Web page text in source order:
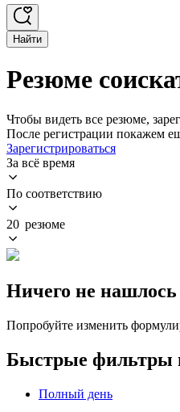
Найти
Резюме
Чтобы видеть все резюме,
После регистрации покажем
Зарегистрироваться
За всё время
По соответствию
20 резюме
Ничего не нашлось
Попробуйте изменить
Быстрые фильтры
Полный день